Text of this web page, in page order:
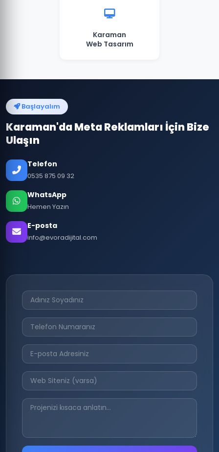
Karaman
Web Tasarım
Başlayalım
Karaman'da Meta Reklamları İçin Bize
Ulaşın
Telefon
0535 875 09 32
WhatsApp
Hemen Yazın
E-posta
info@evoradijital.com